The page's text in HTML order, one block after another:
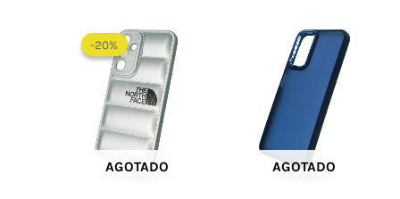
-20%
AGOTADO
-20%
precio
original
era:
$ 60.000.
AGOTADO